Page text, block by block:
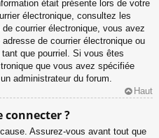
était présente lors de votre
électronique, consultez les
courrier électronique, vous avez
de courrier électronique ou
que pourriel. Si vous êtes
que vous avez spécifiée
administrateur du forum.
Haut
connecter ?
Assurez-vous avant tout que